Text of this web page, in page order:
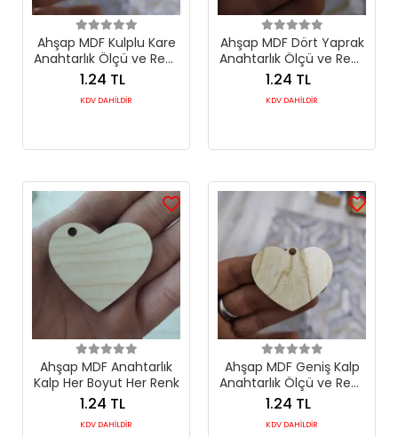
Ahşap MDF Kulplu Kare
Anahtarlık Ölçü ve Renk
Seçimli
1.24 TL
KDV DAHİLDİR
Ahşap MDF Dört Yaprak
Anahtarlık Ölçü ve Renk
Seçimli
1.24 TL
KDV DAHİLDİR
Ahşap MDF Anahtarlık
Kalp Her Boyut Her Renk
1.24 TL
KDV DAHİLDİR
Ahşap MDF Geniş Kalp
Anahtarlık Ölçü ve Renk
Seçimli
1.24 TL
KDV DAHİLDİR